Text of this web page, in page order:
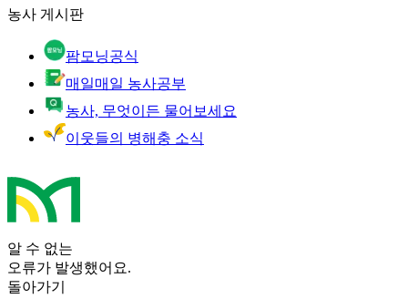
농사 게시판
팜모닝공식
매일매일 농사공부
농사, 무엇이든 물어보세요
이웃들의 병해충 소식
알 수 없는
오류가 발생했어요.
돌아가기